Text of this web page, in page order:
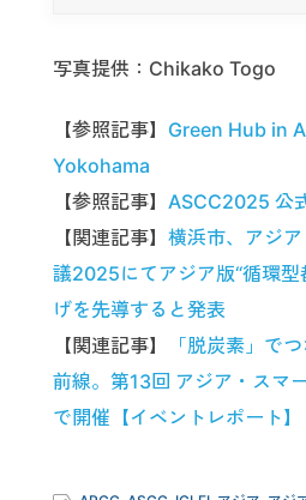
写真提供：Chikako Togo
【参照記事】 Green Hub in
Yokohama
【参照記事】 ASCC2025 公
【関連記事】 横浜市、アジ
議2025にてアジア版“循環型
げを先導すると発表
【関連記事】
「脱炭素」で
前線。第13回 アジア・スマ
で開催【イベントレポート】